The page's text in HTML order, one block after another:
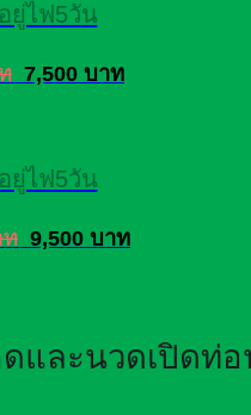
ยู่ไฟ5วัน
7,500 บาท
ยู่ไฟ5วัน
ท 9,500 บาท
และนวดเปิดท่